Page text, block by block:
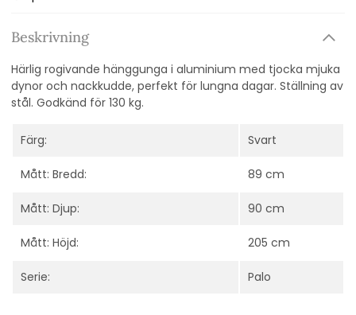
Beskrivning
Härlig rogivande hänggunga i aluminium med tjocka mjuka
dynor och nackkudde, perfekt för lungna dagar. Ställning av
stål. Godkänd för 130 kg.
Färg: Svart
Mått: Bredd: 89 cm
Mått: Djup: 90 cm
Mått: Höjd: 205 cm
Serie: Palo